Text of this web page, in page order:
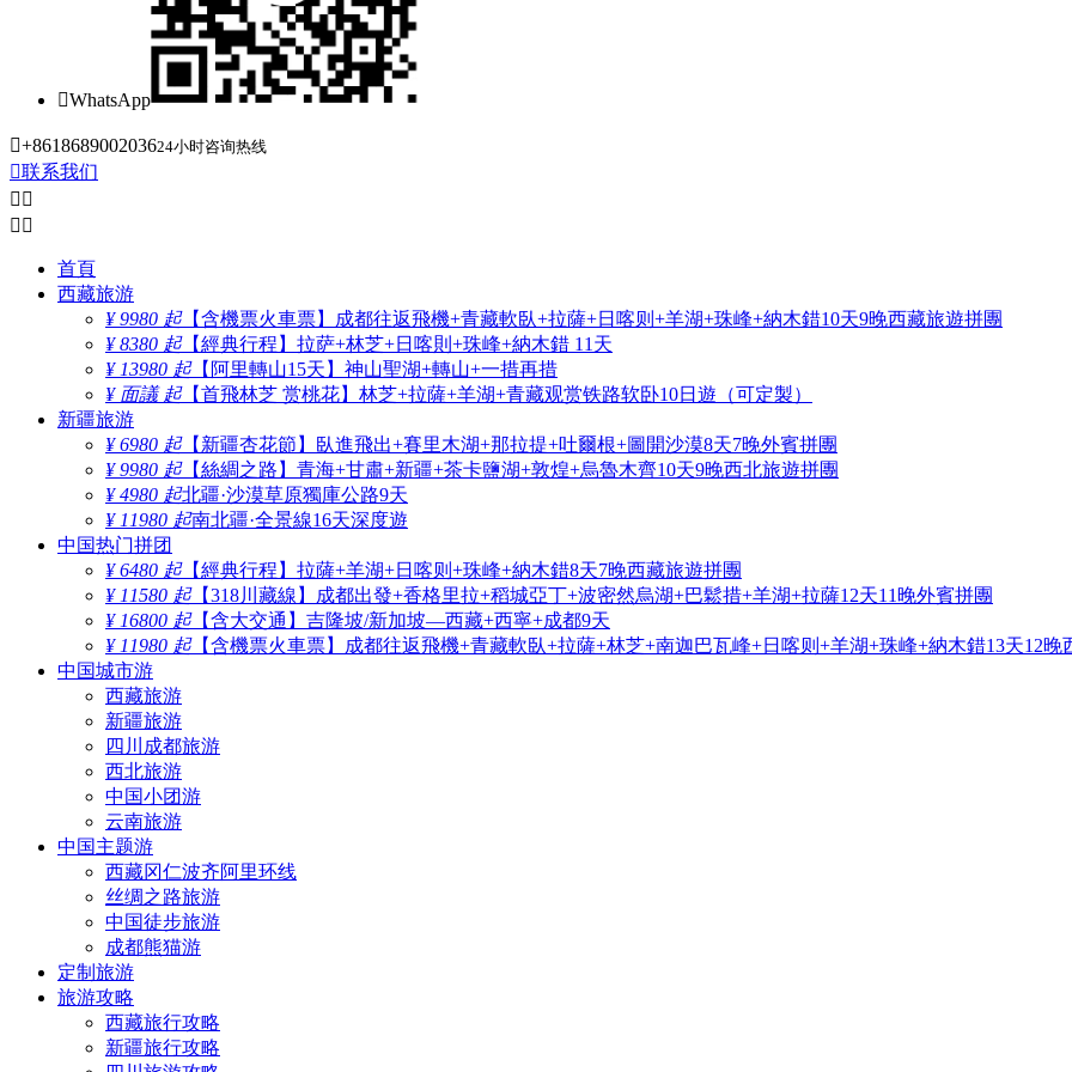
WhatsApp
+861868900203624小时咨询热线
联系我们
 
 
首頁
西藏旅游
¥ 9980 起【含機票火車票】成都往返飛機+青藏軟臥+拉薩+日喀则+羊湖+珠峰+納木錯10天9晚西藏旅遊拼團
¥ 8380 起【經典行程】拉萨+林芝+日喀則+珠峰+納木錯 11天
¥ 13980 起【阿里轉山15天】神山聖湖+轉山+一措再措
¥ 面議 起【首飛林芝 赏桃花】林芝+拉薩+羊湖+青藏观赏铁路软卧10日遊（可定製）
新疆旅游
¥ 6980 起【新疆杏花節】臥進飛出+賽里木湖+那拉提+吐爾根+圖開沙漠8天7晚外賓拼團
¥ 9980 起【絲綢之路】青海+甘肅+新疆+茶卡鹽湖+敦煌+烏魯木齊10天9晚西北旅遊拼團
¥ 4980 起北疆·沙漠草原獨庫公路9天
¥ 11980 起南北疆·全景線16天深度遊
中国热门拼团
¥ 6480 起【經典行程】拉薩+羊湖+日喀则+珠峰+納木錯8天7晚西藏旅遊拼團
¥ 11580 起【318川藏線】成都出發+香格里拉+稻城亞丁+波密然烏湖+巴鬆措+羊湖+拉薩12天11晚外賓拼團
¥ 16800 起【含大交通】吉隆坡/新加坡—西藏+西寧+成都9天
¥ 11980 起【含機票火車票】成都往返飛機+青藏軟臥+拉薩+林芝+南迦巴瓦峰+日喀则+羊湖+珠峰+納木錯13天12晚
中国城市游
西藏旅游
新疆旅游
四川成都旅游
西北旅游
中国小团游
云南旅游
中国主题游
西藏冈仁波齐阿里环线
丝绸之路旅游
中国徒步旅游
成都熊猫游
定制旅游
旅游攻略
西藏旅行攻略
新疆旅行攻略